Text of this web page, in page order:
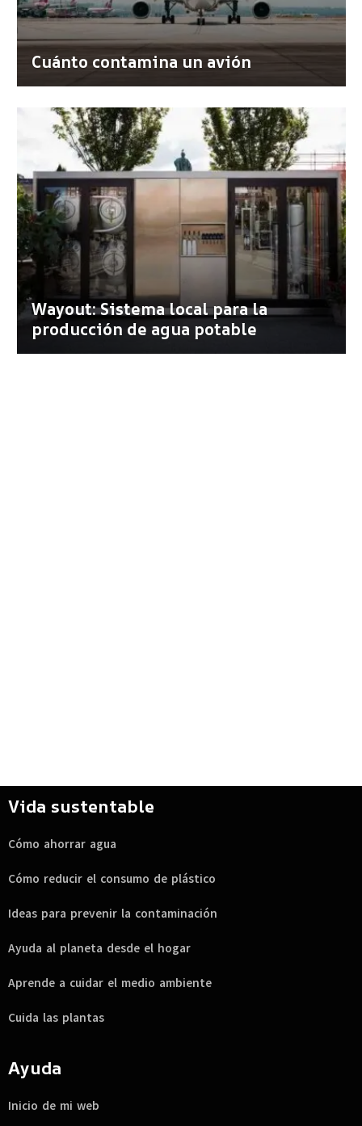
Cuánto contamina un avión
Wayout: Sistema local para la
producción de agua potable
Vida sustentable
Cómo ahorrar agua
Cómo reducir el consumo de plástico
Ideas para prevenir la contaminación
Ayuda al planeta desde el hogar
Aprende a cuidar el medio ambiente
Cuida las plantas
Ayuda
Inicio de mi web